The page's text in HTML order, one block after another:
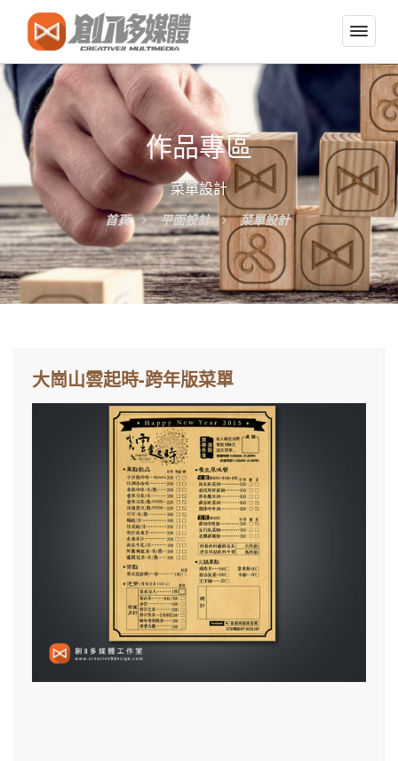
切
換
導
選
單
作品專區
菜單設計
首頁 平面設計 菜單設計
大崗山雲起時-跨年版菜單